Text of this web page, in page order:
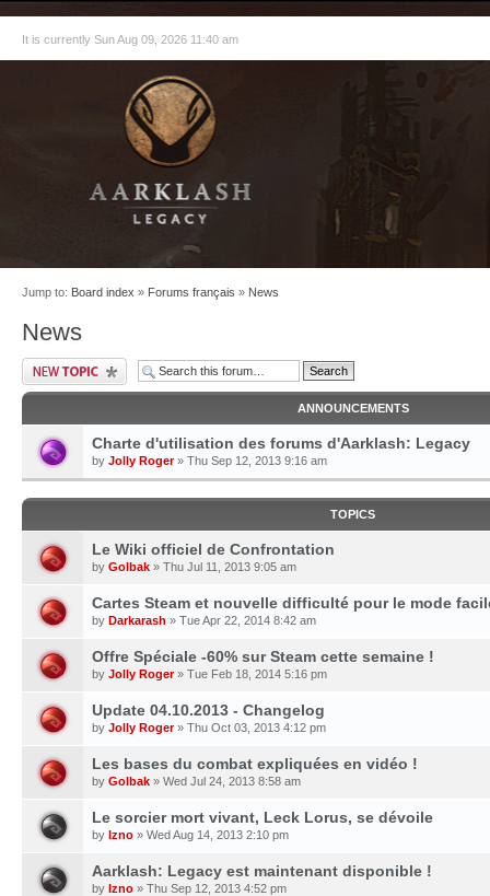
It is currently Sun Aug 09, 2026 11:40 am
Jump to: Board index » Forums français » News
News
ANNOUNCEMENTS
Charte d'utilisation des forums d'Aarklash: Legacy
by Jolly Roger» Thu Sep 12, 2013 9:16 am
TOPICS
Le Wiki officiel de Confrontation
by Golbak » Thu Jul 11, 2013 9:05 am
Cartes Steam et nouvelle difficulté pour le mode
by Darkarash » Tue Apr 22, 2014 8:42 am
Offre Spéciale -60% sur Steam cette semaine !
by Jolly Roger» Tue Feb 18, 2014 5:16 pm
Update 04.10.2013 - Changelog
by Jolly Roger» Thu Oct 03, 2013 4:12 pm
Les bases du combat expliquées en vidéo !
by Golbak » Wed Jul 24, 2013 8:58 am
Le sorcier mort vivant, Leck Lorus, se dévoile
by Izno » Wed Aug 14, 2013 2:10 pm
Aarklash: Legacy est maintenant disponible !
by Izno » Thu Sep 12, 2013 4:52 pm